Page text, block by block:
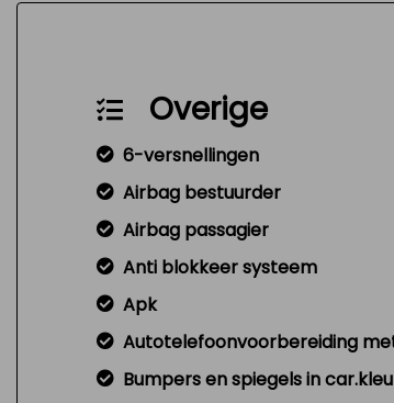
Overige
6-versnellingen
Airbag bestuurder
Airbag passagier
Anti blokkeer systeem
Apk
Autotelefoonvoorbereiding
Bumpers en spiegels in